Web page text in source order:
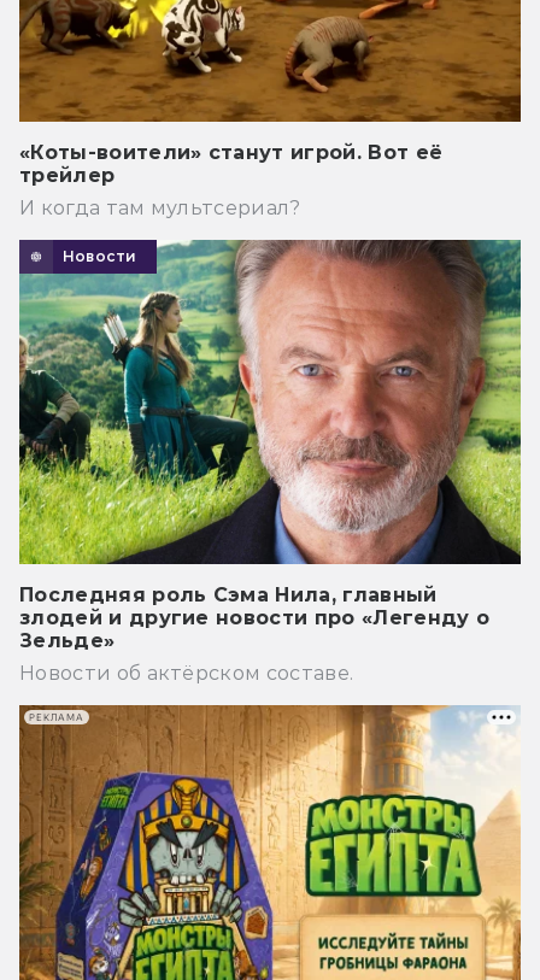
«Коты-воители» станут игрой. Вот её
трейлер
И когда там мультсериал?
Новости
Последняя роль Сэма Нила, главный
злодей и другие новости про «Легенду о
Зельде»
Новости об актёрском составе.
РЕКЛАМА